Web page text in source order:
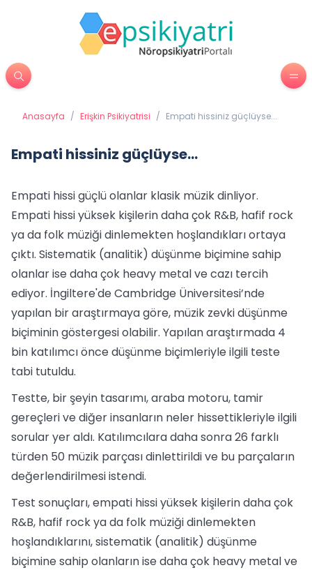
Anasayfa / Erişkin Psikiyatrisi / Empati hissiniz güçlüyse...
Empati hissiniz güçlüyse...
Empati hissi güçlü olanlar klasik müzik dinliyor.
Empati hissi yüksek kişilerin daha çok R&B, hafif rock
ya da folk müziği dinlemekten hoşlandıkları ortaya
çıktı. Sistematik (analitik) düşünme biçimine sahip
olanlar ise daha çok heavy metal ve cazı tercih
ediyor. İngiltere'de Cambridge Üniversitesi’nde
yapılan bir araştırmaya göre, müzik zevki düşünme
biçiminin göstergesi olabilir. Yapılan araştırmada 4
bin katılımcı önce düşünme biçimleriyle ilgili teste
tabi tutuldu.
Testte, bir şeyin tasarımı, araba motoru, tamir
gereçleri ve diğer insanların neler hissettikleriyle ilgili
sorular yer aldı. Katılımcılara daha sonra 26 farklı
türden 50 müzik parçası dinlettirildi ve bu parçaların
değerlendirilmesi istendi.
Test sonuçları, empati hissi yüksek kişilerin daha çok
R&B, hafif rock ya da folk müziği dinlemekten
hoşlandıklarını, sistematik (analitik) düşünme
biçimine sahip olanların ise daha çok heavy metal ve